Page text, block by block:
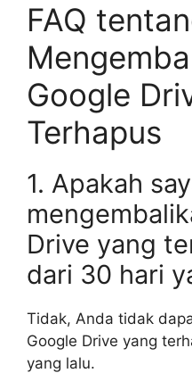
FAQ
Google
Terhapus
1. Apakah
Drive yang
dari 30 hari
Tidak, Anda tidak
Google Drive yang
yang lalu.